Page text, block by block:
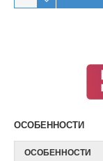
ОСОБЕННОСТИ
ОСОБЕННОСТИ